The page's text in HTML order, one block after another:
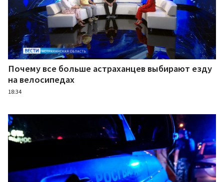
Почему все больше астраханцев выбирают езду
на велосипедах
18:34